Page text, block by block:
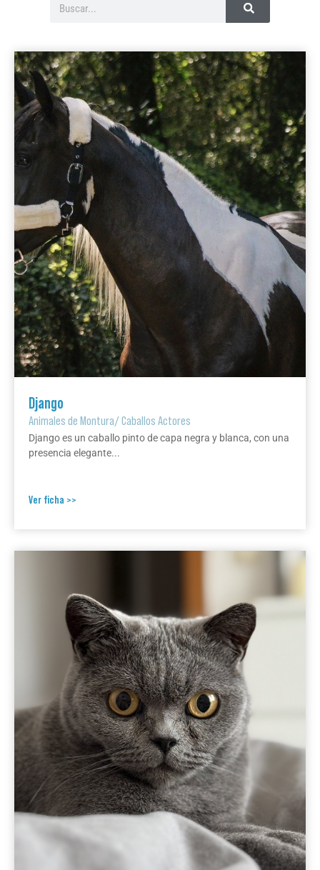
Django
Animales de Montura/Caballos Actores
Django es un caballo pinto de capa negra y blanca, con una
presencia elegante...
Ver ficha >>